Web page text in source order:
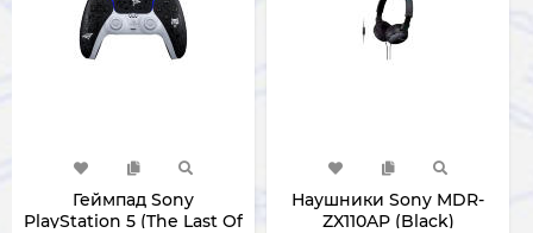
Геймпад Sony
PlayStation 5 (The Last Of
Наушники Sony MDR-
ZX110AP (Black)